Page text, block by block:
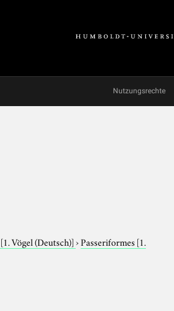
Nutzungsrechte
[1. Vögel (Deutsch)]›Passeriformes [1.